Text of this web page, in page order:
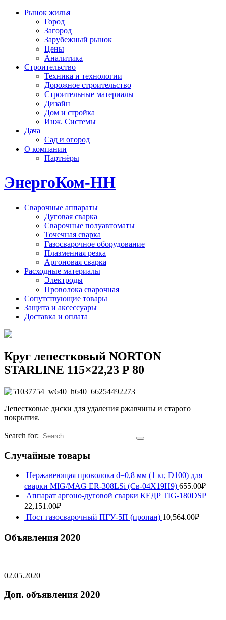
Рынок жилья
Город
Загород
Зарубежный рынок
Цены
Аналитика
Строительство
Техника и технологии
Дорожное строительство
Строительные материалы
Дизайн
Дом и стройка
Инж. Системы
Дача
Сад и огород
О компании
Партнёры
ЭнергоКом-НН
Сварочные аппараты
Дуговая сварка
Сварочные полуавтоматы
Точечная сварка
Газосварочное оборудование
Плазменная резка
Аргоновая сварка
Расходные материалы
Электроды
Проволока сварочная
Сопутствующие товары
Защита и аксессуары
Доставка и оплата
Круг лепестковый NORTON
STARLINE 115×22,23 P 80
Лепестковые диски для удаления ржавчины и старого
покрытия.
Search for:
Случайные товары
Нержавеющая проволока d=0,8 мм (1 кг, D100) для
сварки MIG/MAG ER-308LSi (Св-04Х19Н9) 655.00₽
Аппарат аргоно-дуговой сварки КЕДР TIG-180DSP
22,151.00₽
Пост газосварочный ПГУ-5П (пропан) 10,564.00₽
Объявления 2020
02.05.2020
Доп. объявления 2020